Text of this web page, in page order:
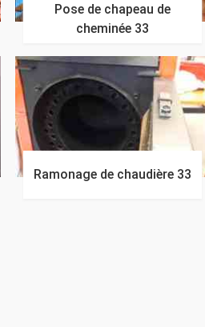
Pose de chapeau de
cheminée 33
Ramonage de chaudière 33